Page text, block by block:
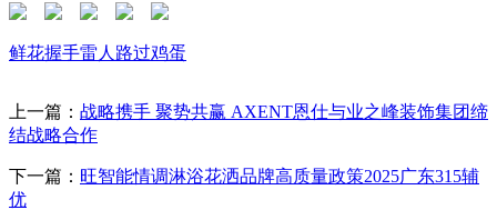
鲜花握手雷人 路过鸡蛋
上一篇： 战略携手 聚势共赢 AXENT恩仕与业之峰装饰集团缔
结战略合作
下一篇： 旺智能情调淋浴花洒品牌高质量政策2025广东315辅
优